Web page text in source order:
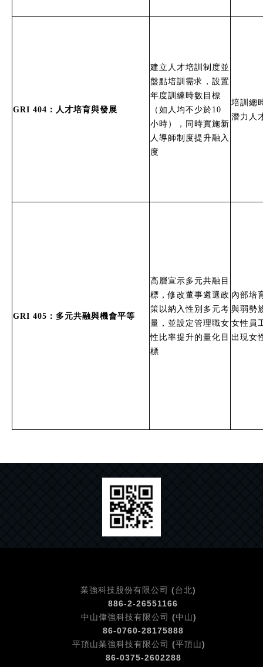
GRI 404：人才培育與發展
建立人才培訓制度並
盤點培訓需求，設置
年度訓練時數目標
（如人均不少於10
小時），同時實施新
人導師制度提升融入
度
培訓總
潛力人
GRI 405：多元共融與機會平等
高層宣示多元共融目
標，修改董事遴選政
策以納入性別多元考
量，並設定管理職女
性比率提升的量化目
標
內部培
與弱勢
女性員
出現女
業強科技股份有限公司 (台北)
886-2-26551166
中山偉強科技有限公司 (中山)
86-0760-28175888
平頂山業強科技有限公司 (平頂山)
86-0375-2602288